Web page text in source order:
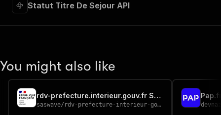
Statut Titre De Sejour API
You might also like
rdv-prefecture.interieur.gouv.fr Scraper
saswave/ rdv-prefecture-interieur-gouv-fr-scraper devnaz